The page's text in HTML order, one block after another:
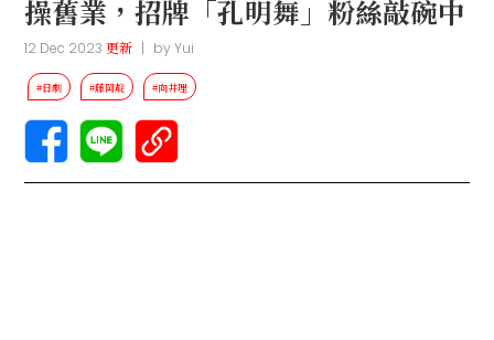
操舊業，招牌「孔明舞」粉絲敲碗中
12 Dec 2023更新 | byYui
#日劇 #藤岡靛 #向井理